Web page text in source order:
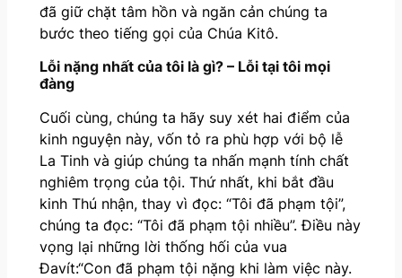
đã giữ chặt tâm hồn và ngăn cản chúng ta
bước theo tiếng gọi của Chúa Kitô.
Lỗi nặng nhất của tôi là gì? –Lỗi tại tôi mọi
đàng
Cuối cùng, chúng ta hãy suy xét hai điểm của
kinh nguyện này, vốn tỏ ra phù hợp với bộ lễ
La Tinh và giúp chúng ta nhấn mạnh tính chất
nghiêm trọng của tội. Thứ nhất, khi bắt đầu
kinh Thú nhận, thay vì đọc: “Tôi đã phạm tội”,
chúng ta đọc: “Tôi đã phạm tội nhiều”. Điều này
vọng lại những lời thống hối của vua
Đavít:“Con đã phạm tội nặng khi làm việc này.